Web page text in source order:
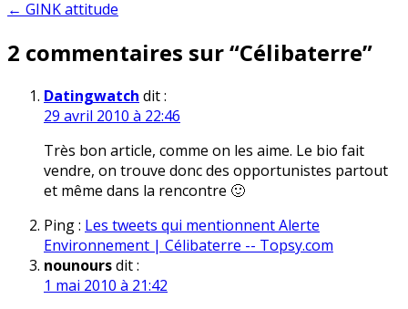
de
l’article
← GINK attitude
2 commentaires sur “Célibaterre”
Datingwatch dit :
29 avril 2010 à 22:46
Très bon article, comme on les aime. Le bio fait
vendre, on trouve donc des opportunistes partout
et même dans la rencontre 🙂
Ping : Les tweets qui mentionnent Alerte
Environnement | Célibaterre -- Topsy.com
nounoursdit :
1 mai 2010 à 21:42